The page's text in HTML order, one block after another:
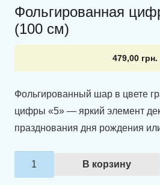
Фольгированная
(100 см)
479,00 грн.
Фольгированный шар в цвете
цифры «5» — яркий элемент
празднования дня рождения
Количество
товара
В корзину